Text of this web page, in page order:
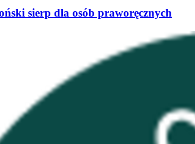
sierp dla osób praworęcznych